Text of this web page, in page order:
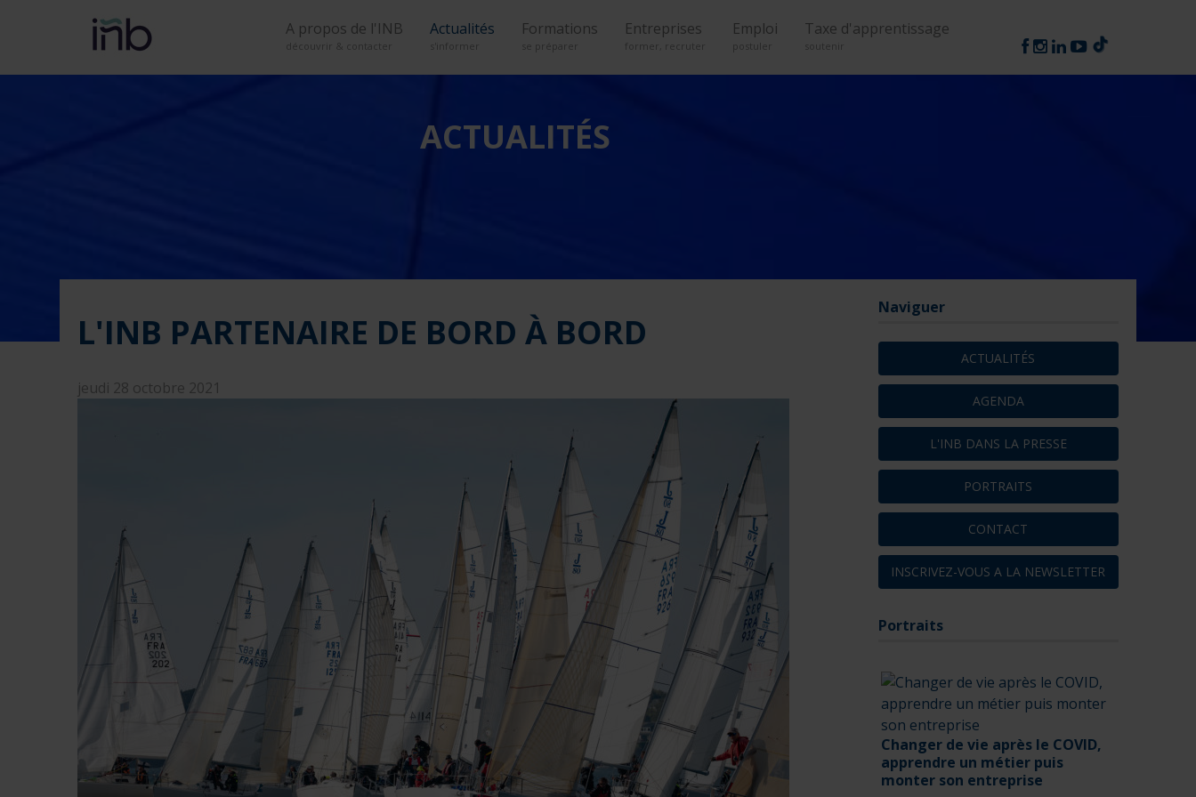
A propos de l'INB
découvrir & contacter
Actualités
s'informer
Formations
se préparer
Entreprises
former, recruter
Emploi
postuler
Taxe d'apprentissage
soutenir
ACTUALITÉS
L'INB PARTENAIRE DE BORD À BORD
jeudi 28 octobre 2021
Naviguer
ACTUALITÉS
AGENDA
L'INB DANS LA PRESSE
PORTRAITS
CONTACT
INSCRIVEZ-VOUS A LA NEWSLETTER
Portraits
Changer de vie après le COVID,
apprendre un métier puis
monter son entreprise